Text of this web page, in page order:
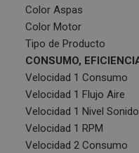
Color Aspas
Color Motor
Tipo de Producto
CONSUMO,
Velocidad 1 Consumo
Velocidad 1 Flujo Aire
Velocidad 1 Nivel Sonido
Velocidad 1 RPM
Velocidad 2 Consumo